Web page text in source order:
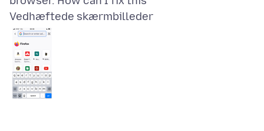
Vedhæftede skærmbilleder